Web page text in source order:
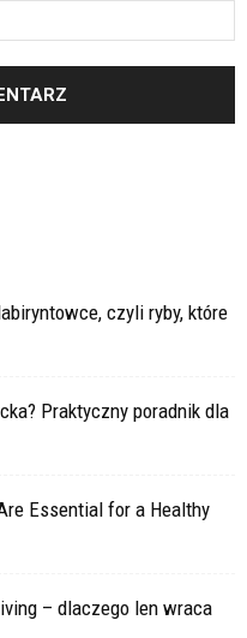
czyli ryby, które
Praktyczny poradnik dla
Essential for a Healthy
– dlaczego len wraca